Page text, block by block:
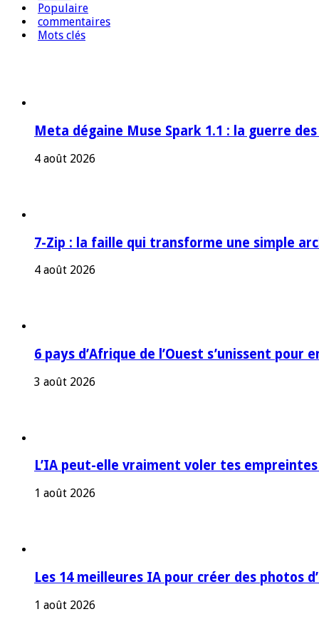
Populaire
commentaires
Mots clés
Meta dégaine Muse Spark 1.1 : la guerre
4 août 2026
7-Zip : la faille qui transforme une simple
4 août 2026
6 pays d’Afrique de l’Ouest s’unissent pour
3 août 2026
L’IA peut-elle vraiment voler tes
1 août 2026
Les 14 meilleures IA pour créer des photos
1 août 2026